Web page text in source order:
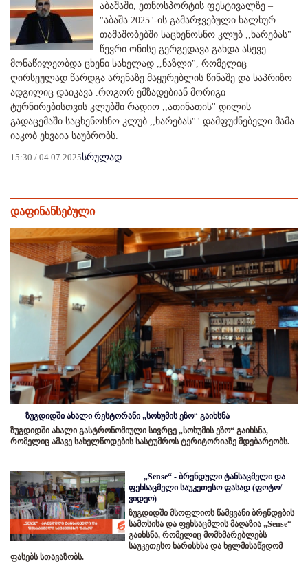
აბაშაში, ეთნოსპორტის ფესტივალზე –
"აბაშა 2025"-ის გამარჯვებული ხალხურ
თამაშობებში საცხენოსნო კლუბ ,,ხარებას"
წევრი ონისე გერგედავა გახდა.ასევე
მონაწილეობდა ცხენი სახელად ,,ნაზლი", რომელიც
ღირსეულად წარდგა არენაზე მაყურებლის წინაშე და საპრიზო
ადგილიც დაიკავა .როგორ ემზადებიან მორიგი
ტურნირებისთვის კლუბში რადიო ,,ათინათის'' დილის
გადაცემაში საცხენოსნო კლუბ ,,ხარებას"" დამფუძნებელი მამა
იაკობ ეხვაია საუბრობს.
15:30 / 04.07.2025სრულად
დაფინანსებული
ზუგდიდში ახალი რესტორანი „სოხუმის ეზო“ გაიხსნა
ზუგდიდში ახალი გასტრონომიული სივრცე „სოხუმის ეზო“ გაიხსნა,
რომელიც ამავე სახელწოდების სასტუმროს ტერიტორიაზე მდებარეობს.
„Sense“ - ბრენდული ტანსაცმელი და
ფეხსაცმელი საუკეთესო ფასად (ფოტო/
ვიდეო)
ზუგდიდში მსოფლიოს წამყვანი ბრენდების
სამოსისა და ფეხსაცმლის მაღაზია „Sense“
გაიხსნა, რომელიც მომხმარებლებს
საუკეთესო ხარისხსა და ხელმისაწვდომ
ფასებს სთავაზობს.